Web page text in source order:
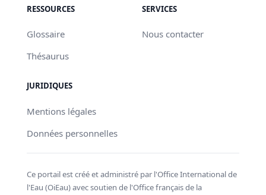
RESSOURCES
Glossaire
Thésaurus
SERVICES
Nous contacter
JURIDIQUES
Mentions légales
Données personnelles
Ce portail est créé et administré par l'Office International de
l'Eau (OiEau) avec soutien de l'Office français de la